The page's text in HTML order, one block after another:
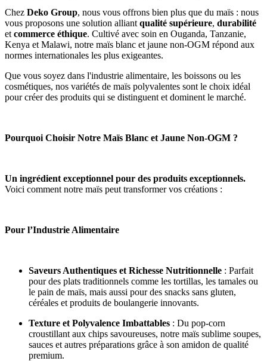
Chez Deko Group, nous vous offrons bien plus que du maïs : nous
vous proposons une solution alliant qualité supérieure, durabilité
et commerce éthique. Cultivé avec soin en Ouganda, Tanzanie,
Kenya et Malawi, notre maïs blanc et jaune non-OGM répond aux
normes internationales les plus exigeantes.
Que vous soyez dans l'industrie alimentaire, les boissons ou les
cosmétiques, nos variétés de maïs polyvalentes sont le choix idéal
pour créer des produits qui se distinguent et dominent le marché.
Pourquoi Choisir Notre Maïs Blanc et Jaune Non-OGM ?
Un ingrédient exceptionnel pour des produits exceptionnels.
Voici comment notre maïs peut transformer vos créations :
Pour l’Industrie Alimentaire
Saveurs Authentiques et Richesse Nutritionnelle : Parfait
pour des plats traditionnels comme les tortillas, les tamales ou
le pain de maïs, mais aussi pour des snacks sans gluten,
céréales et produits de boulangerie innovants.
Texture et Polyvalence Imbattables : Du pop-corn
croustillant aux chips savoureuses, notre maïs sublime soupes,
sauces et autres préparations grâce à son amidon de qualité
premium.